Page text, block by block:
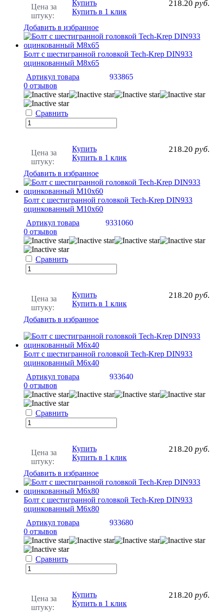
Цена за
штуку:
218.20 руб.
Купить
Купить в 1 клик
Добавить в избранное
Болт с шестигранной головкой Tech-Krep DIN933
оцинкованный М8х65
Артикул товара
933865
0 отзывов
Сравнить
Цена за
штуку:
218.20 руб.
Купить
Купить в 1 клик
Добавить в избранное
Болт с шестигранной головкой Tech-Krep DIN933
оцинкованный М10х60
Артикул товара
9331060
0 отзывов
Сравнить
Цена за
штуку:
218.20 руб.
Купить
Купить в 1 клик
Добавить в избранное
Болт с шестигранной головкой Tech-Krep DIN933
оцинкованный М6х40
Артикул товара
933640
0 отзывов
Сравнить
Цена за
штуку:
218.20 руб.
Купить
Купить в 1 клик
Добавить в избранное
Болт с шестигранной головкой Tech-Krep DIN933
оцинкованный М6х80
Артикул товара
933680
0 отзывов
Сравнить
Цена за
штуку:
218.20 руб.
Купить
Купить в 1 клик